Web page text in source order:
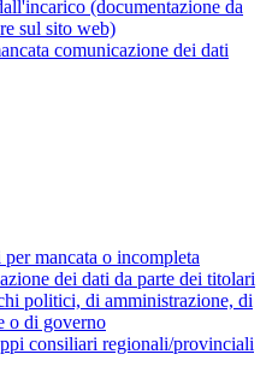
(documentazione da
sul sito web)
comunicazione dei dati
per mancata o incompleta
dei dati da parte dei titolari
politici, di amministrazione, di
o di governo
consiliari regionali/provinciali